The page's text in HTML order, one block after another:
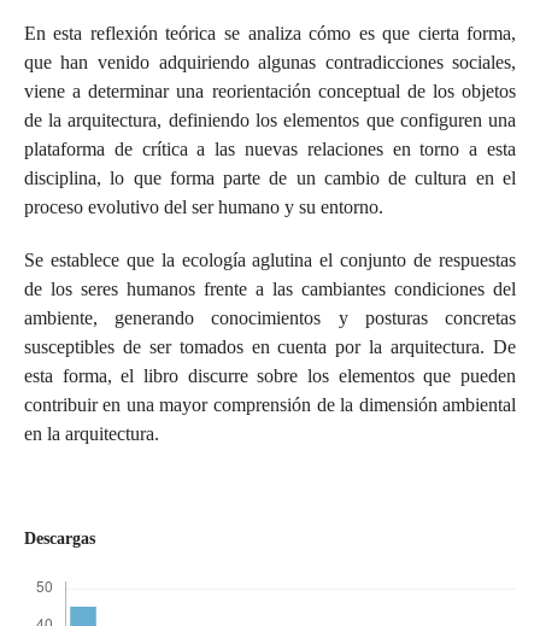
En esta reflexión teórica se analiza cómo es que cierta forma,
que han venido adquiriendo algunas contradicciones sociales,
viene a determinar una reorientación conceptual de los objetos
de la arquitectura, definiendo los elementos que configuren una
plataforma de crítica a las nuevas relaciones en torno a esta
disciplina, lo que forma parte de un cambio de cultura en el
proceso evolutivo del ser humano y su entorno.
Se establece que la ecología aglutina el conjunto de respuestas
de los seres humanos frente a las cambiantes condiciones del
ambiente, generando conocimientos y posturas concretas
susceptibles de ser tomados en cuenta por la arquitectura. De
esta forma, el libro discurre sobre los elementos que pueden
contribuir en una mayor comprensión de la dimensión ambiental
en la arquitectura.
Descargas